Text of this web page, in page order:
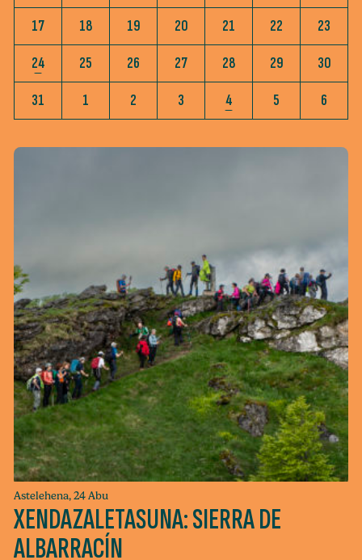
17
18 19 20 21 22
23
24
25 26 27 28 29
30
31
1 2 3 4 5 6
Astelehena, 24 Abu
XENDAZALETASUNA: SIERRA DE
ALBARRACÍN